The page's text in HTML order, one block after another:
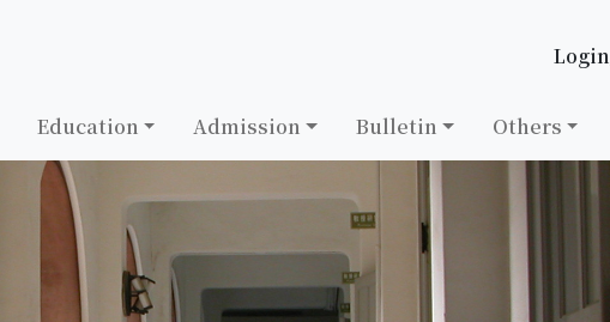
Login
Education Admission Bulletin Others